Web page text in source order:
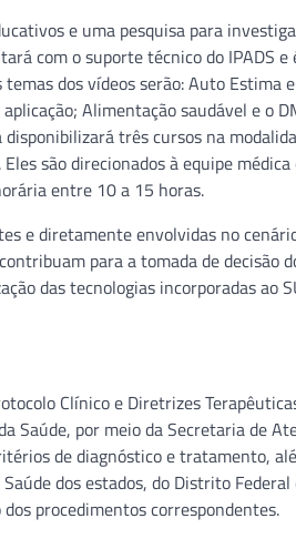
e uma pesquisa para
com o suporte técnico do IPADS
dos vídeos serão: Auto Estima
Alimentação saudável e o
três cursos na
são direcionados à equipe
entre 10 a 15 horas.
e diretamente envolvidas no
para a tomada de decisão
das tecnologias incorporadas ao
Clínico e Diretrizes
por meio da Secretaria de
de diagnóstico e tratamento,
dos estados, do Distrito
procedimentos correspondentes.